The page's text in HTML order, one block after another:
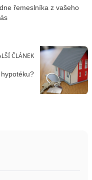
řemeslníka z vašeho
ČLÁNEK